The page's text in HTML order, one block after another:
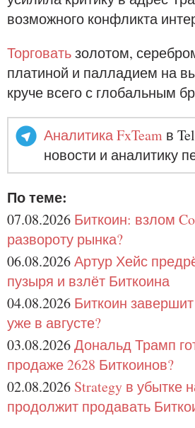
возможного конфликта
Торговатьзолотом,
платиной и палладием на
круче всего с глобальным
Аналитика FxTeam в
новости и аналитику
По теме:
07.08.2026 Биткоин: взлом
развороту рынка?
06.08.2026Артур Хейс
пузыря и взлёт Биткоина
04.08.2026 Биткоин
уже в августе?
03.08.2026Дональд Трамп
продаже 2628 Биткоинов?
02.08.2026 Strategy в убытке
продолжит продавать